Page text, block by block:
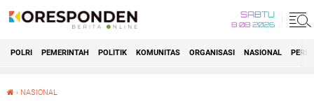
SABTU
8 08 2026
POLRI PEMERINTAH POLITIK KOMUNITAS ORGANISASI NASIONAL
› NASIONAL